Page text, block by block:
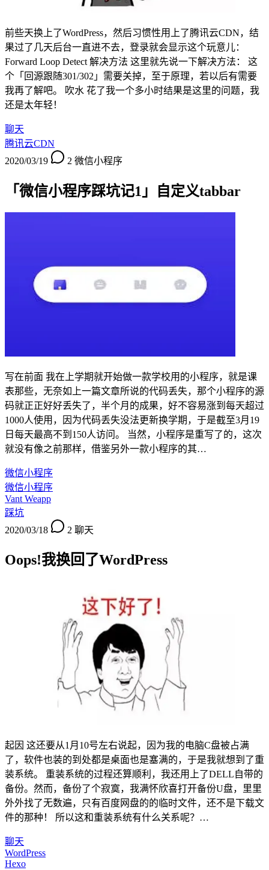
前些天换上了WordPress，然后习惯性用上了腾讯云CDN，结
果过了几天后台一直进不去，登录就会显示这个玩意儿：
Forward Loop Detect 解决方法 这里就先说一下解决方法： 这
个「回源跟随301/302」需要关掉，至于原理，若以后有需要
我再了解吧。 吹水 花了我一个多小时结果是这里的问题，我
还是太年轻！
聊天
腾讯云CDN
2020/03/19
2 微信小程序
「微信小程序踩坑记1」自定义tabbar
写在前面 我在上学期就开始做一款学校用的小程序，就是课
表那些，无奈如上一篇文章所说的代码丢失，那个小程序的源
码就正正好好丢失了，半个月的成果，好不容易涨到每天超过
1000人使用，因为代码丢失没法更新换学期，于是截至3月19
日每天最高不到150人访问。 当然，小程序是重写了的，这次
就没有像之前那样，借鉴另外一款小程序的其…
微信小程序
微信小程序
Vant Weapp
踩坑
2020/03/18
2 聊天
Oops!我换回了WordPress
起因 这还要从1月10号左右说起，因为我的电脑C盘被占满
了，软件也装的到处都是桌面也是塞满的，于是我就想到了重
装系统。 重装系统的过程还算顺利，我还用上了DELL自带的
备份。然而，备份了个寂寞，我满怀欣喜打开备份U盘，里里
外外找了无数遍，只有百度网盘的的临时文件，还不是下载文
件的那种！ 所以这和重装系统有什么关系呢？…
聊天
WordPress
Hexo